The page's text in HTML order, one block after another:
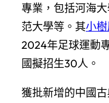
專業，包括河海
范大學等。其小
2024年足球運動
國擬招生30人。
獲批新增的中國